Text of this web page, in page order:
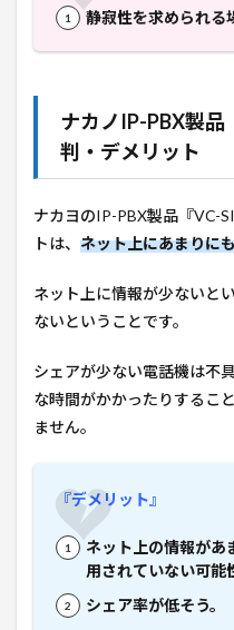
静寂性を求められる
ナカノIP-PBX製品
判・デメリット
ナカヨのIP-PBX製品『VC-
トは、 ネット上にあまりに
ネット上に情報が少ないと
ないということです。
シェアが少ない電話機は不
な時間がかかったりするこ
ません。
『デメリット』
ネット上の情報があ
用されていない可能
シェア率が低そう。